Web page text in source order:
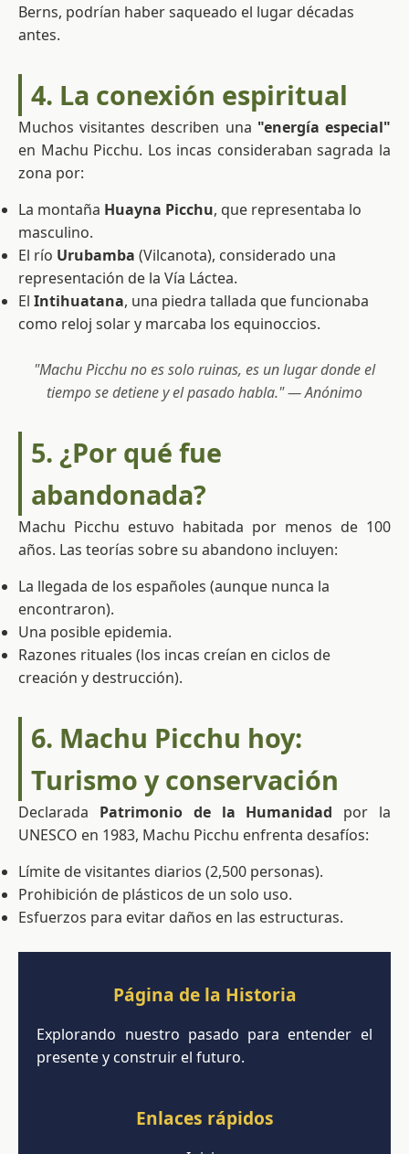
Berns, podrían haber saqueado el lugar décadas
antes.
4. La conexión espiritual
Muchos visitantes describen una "energía especial"
en Machu Picchu. Los incas consideraban sagrada la
zona por:
La montaña Huayna Picchu, que representaba lo
masculino.
El río Urubamba (Vilcanota), considerado una
representación de la Vía Láctea.
El Intihuatana, una piedra tallada que funcionaba
como reloj solar y marcaba los equinoccios.
"Machu Picchu no es solo ruinas, es un lugar donde el
tiempo se detiene y el pasado habla." —Anónimo
5. ¿Por qué fue
abandonada?
Machu Picchu estuvo habitada por menos de 100
años. Las teorías sobre su abandono incluyen:
La llegada de los españoles (aunque nunca la
encontraron).
Una posible epidemia.
Razones rituales (los incas creían en ciclos de
creación y destrucción).
6. Machu Picchu hoy:
Turismo y conservación
Declarada Patrimonio de la Humanidad por la
UNESCO en 1983, Machu Picchu enfrenta desafíos:
Límite de visitantes diarios (2,500 personas).
Prohibición de plásticos de un solo uso.
Esfuerzos para evitar daños en las estructuras.
Página de la Historia
Explorando nuestro pasado para entender el
presente y construir el futuro.
Enlaces rápidos